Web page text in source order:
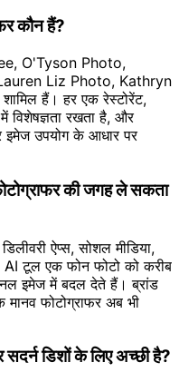
कौन हैं?
O'Tyson Photo,
Liz Photo, Kathryn
हैं। हर एक रेस्टोरेंट,
विशेषज्ञता रखता है, और
इमेज उपयोग के आधार पर
की जगह ले सकता
ऐप्स, सोशल मीडिया,
टूल एक फोन फोटो को करीब
इमेज में बदल देते हैं। ब्रांड
फोटोग्राफर अब भी
डिशों के लिए अच्छी है?